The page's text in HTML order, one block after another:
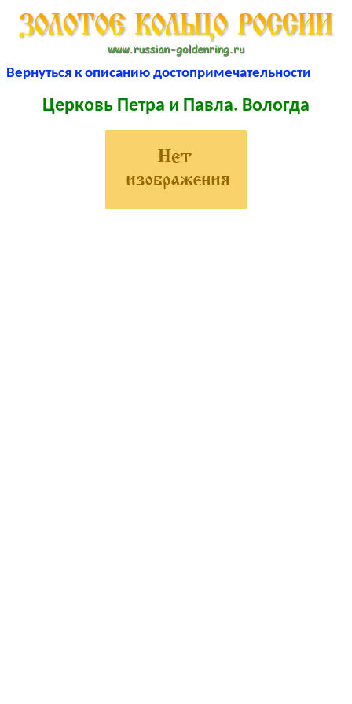
Вернуться к описанию достопримечательности
Церковь Петра и Павла. Вологда